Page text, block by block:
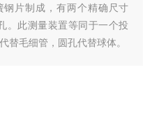
钢片制成，有两个精确尺寸
。此测量装置等同于一个投
替毛细管，圆孔代替球体。